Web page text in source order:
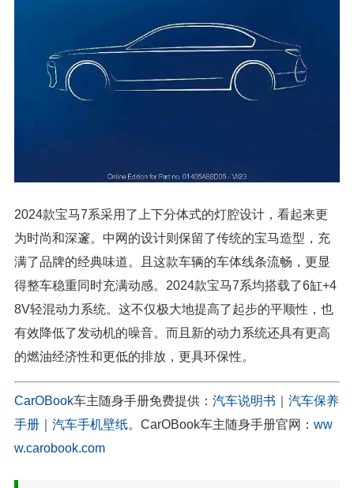
2024款宝马7系采用了上下分体式的灯腔设计，看起来更
为时尚和深邃。中网的设计则保留了传统的宝马造型，充
满了品牌的经典味道。且这款车辆的车体线条流畅，更显
得整车稳重同时充满动感。2024款宝马7系均搭载了6缸+4
8V轻混动力系统。这不仅极大地提高了起步的平顺性，也
有效降低了发动机的噪音。而且新的动力系统还具有更高
的燃油经济性和更低的排放，更具环保性。
CarOBook车主随身手册免费提供： 汽车说明书
汽车保养
手册
汽车手机壁纸。CarOBook车主随身手册官网： ww
w.carobook.com